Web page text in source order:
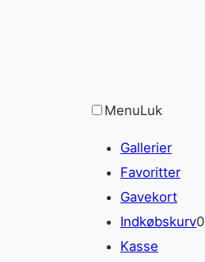
MenuLuk
Gallerier
Favoritter
Gavekort
Indkøbskurv0
Kasse